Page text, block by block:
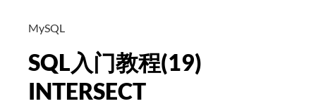
MySQL
SQL入门教程(19)
INTERSECT